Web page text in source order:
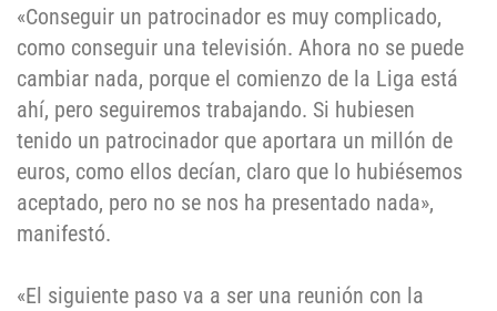
«Conseguir un patrocinador es muy complicado,
como conseguir una televisión. Ahora no se puede
cambiar nada, porque el comienzo de la Liga está
ahí, pero seguiremos trabajando. Si hubiesen
tenido un patrocinador que aportara un millón de
euros, como ellos decían, claro que lo hubiésemos
aceptado, pero no se nos ha presentado nada»,
manifestó.
«El siguiente paso va a ser una reunión con la